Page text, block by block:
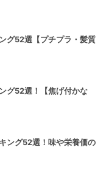
グ52選【プチプラ・髪質
グ52選！【焦げ付かな
ング52選！味や栄養価の